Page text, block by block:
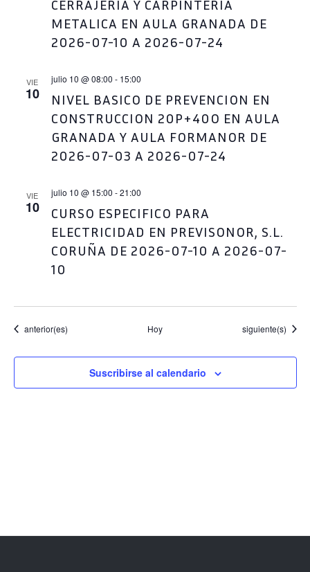
CERRAJERIA Y CARPINTERIA
METALICA EN AULA GRANADA DE
2026-07-10 A 2026-07-24
VIE
10
NIVEL BASICO DE PREVENCION EN
CONSTRUCCION 20P+40O EN AULA
GRANADA Y AULA FORMANOR DE
2026-07-03 A 2026-07-24
julio 10 @ 08:00 - 15:00
VIE
10
CURSO ESPECIFICO PARA
ELECTRICIDAD EN PREVISONOR, S.L.
CORUÑA DE 2026-07-10 A 2026-07-
10
julio 10 @ 15:00 -21:00
Eventos
anterior(es) Hoy Eventos
siguiente(s)
Suscribirse al calendario